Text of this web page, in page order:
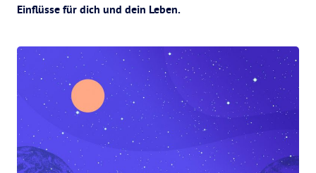
Einflüsse für dich und dein Leben.